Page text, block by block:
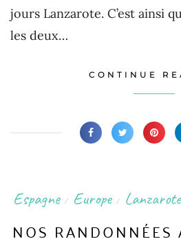
jours Lanzarote. C’est ainsi
les deux…
CONTINUE
Espagne / Europe / Lanzarote
NOS RANDONNÉES